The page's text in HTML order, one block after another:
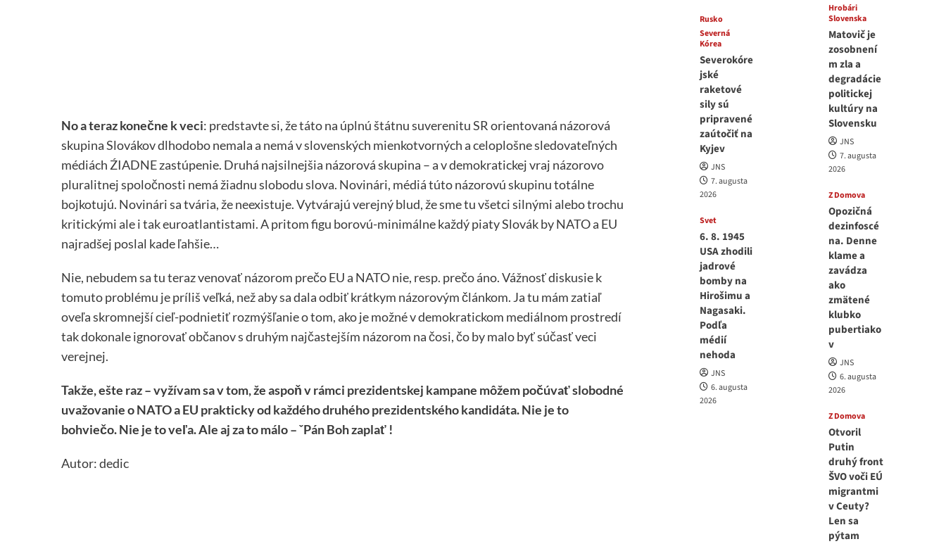
No a teraz konečne k veci: predstavte si, že táto na úplnú štátnu suverenitu SR orientovaná názorová
skupina Slovákov dlhodobo nemala a nemá v slovenských mienkotvorných a celoplošne sledovateľných
médiách ŹIADNE zastúpenie. Druhá najsilnejšia názorová skupina – a v demokratickej vraj názorovo
pluralitnej spoločnosti nemá žiadnu slobodu slova. Novinári, médiá túto názorovú skupinu totálne
bojkotujú. Novinári sa tvária, že neexistuje. Vytvárajú verejný blud, že sme tu všetci silnými alebo trochu
kritickými ale i tak euroatlantistami. A pritom figu borovú-minimálne každý piaty Slovák by NATO a EU
najradšej poslal kade ľahšie…
Nie, nebudem sa tu teraz venovať názorom prečo EU a NATO nie, resp. prečo áno. Vážnosť diskusie k
tomuto problému je príliš veľká, než aby sa dala odbiť krátkym názorovým článkom. Ja tu mám zatiaľ
oveľa skromnejší cieľ-podnietiť rozmýšľanie o tom, ako je možné v demokratickom mediálnom prostredí
tak dokonale ignorovať občanov s druhým najčastejším názorom na čosi, čo by malo byť súčasť veci
verejnej.
Takže, ešte raz – vyžívam sa v tom, že aspoň v rámci prezidentskej kampane môžem počúvať slobodné
uvažovanie o NATO a EU prakticky od každého druhého prezidentského kandidáta. Nie je to
bohviečo. Nie je to veľa. Ale aj za to málo – ˇPán Boh zaplať !
Autor: dedic
Rusko
Severná
Kórea
Severokóre
jské
raketové
sily sú
pripravené
zaútočiť na
Kyjev
JNS
7. augusta
2026
Svet
6. 8. 1945
USA zhodili
jadrové
bomby na
Hirošimu a
Nagasaki.
Podľa
médií
nehoda
JNS
6. augusta
2026
Hrobári
Slovenska
Matovič je
zosobnení
m zla a
degradácie
politickej
kultúry na
Slovensku
JNS
7. augusta
2026
Z Domova
Opozičná
dezinfoscé
na. Denne
klame a
zavádza
ako
zmätené
klubko
pubertiako
v
JNS
6. augusta
2026
Z Domova
Otvoril
Putin
druhý front
ŠVO voči EÚ
migrantmi
v Ceuty?
Len sa
pýtam